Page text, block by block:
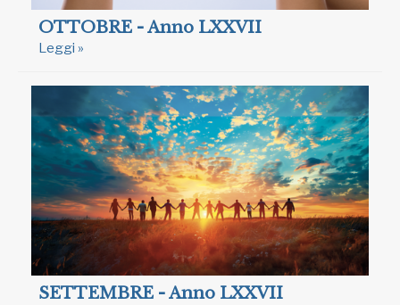
OTTOBRE - Anno LXXVII
Leggi »
SETTEMBRE - Anno LXXVII